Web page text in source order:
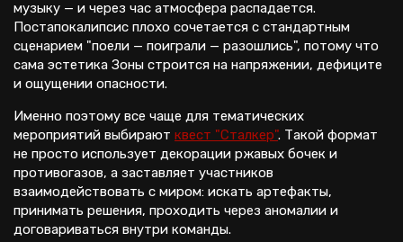
музыку — и через час атмосфера распадается.
Постапокалипсис плохо сочетается с стандартным
сценарием "поели — поиграли — разошлись", потому что
сама эстетика Зоны строится на напряжении, дефиците
и ощущении опасности.
Именно поэтому все чаще для тематических
мероприятий выбирают квест "Сталкер". Такой формат
не просто использует декорации ржавых бочек и
противогазов, а заставляет участников
взаимодействовать с миром: искать артефакты,
принимать решения, проходить через аномалии и
договариваться внутри команды.